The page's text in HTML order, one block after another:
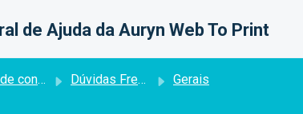
de Ajuda da Auryn Web To Print
Dúvidas Frequentes Gerais